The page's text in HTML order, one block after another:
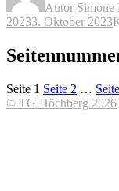
Autor Simone
20233. Oktober 2023
Seite 1 Seite 2 … Seite
© TG Höchberg 2026